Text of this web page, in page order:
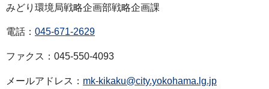
みどり環境局戦略企画部戦略企画課
電話： 045-671-2629
ファクス：045-550-4093
メールアドレス： mk-kikaku@city.yokohama.lg.jp